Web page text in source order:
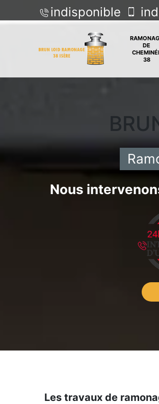
indisponible
DE
38
Nous
Les travaux de